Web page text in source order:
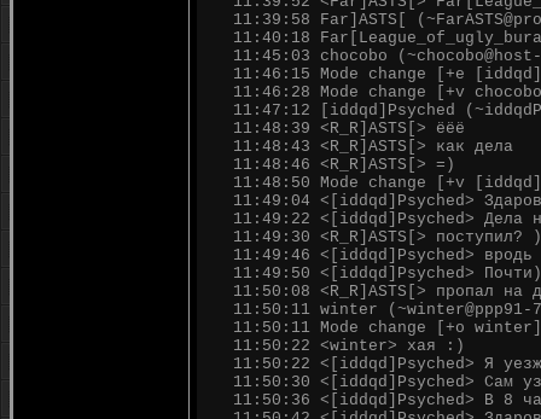
11:39:58 Far]ASTS[
11:40:18
11:45:03 chocobo
11:46:15 Mode change [+e
11:46:28 Mode change [+v
11:47:12 [iddqd]Psyched
11:48:39 <R_R]ASTS[> ёёё
11:48:43 <R_R]ASTS[> как дела
11:48:46 <R_R]ASTS[> =)
11:48:50 Mode change [+v
11:49:04 <[iddqd]Psyched>
11:49:22 <[iddqd]Psyched> Дела
11:49:30 <R_R]ASTS[> поступил? )
11:49:46 <[iddqd]Psyched> вродь
11:49:50 <[iddqd]Psyched> Почти)
11:50:08 <R_R]ASTS[> пропал на
11:50:11 winter
11:50:11 Mode change [+o
11:50:22 <winter> хая :)
11:50:22 <[iddqd]Psyched> Я
11:50:30 <[iddqd]Psyched> Сам
11:50:36 <[iddqd]Psyched> В 8